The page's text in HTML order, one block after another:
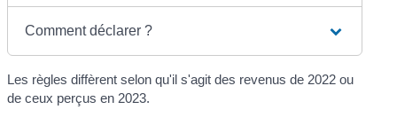
Comment déclarer ?
Les règles diffèrent selon qu'il s'agit des revenus de 2022 ou
de ceux perçus en 2023.